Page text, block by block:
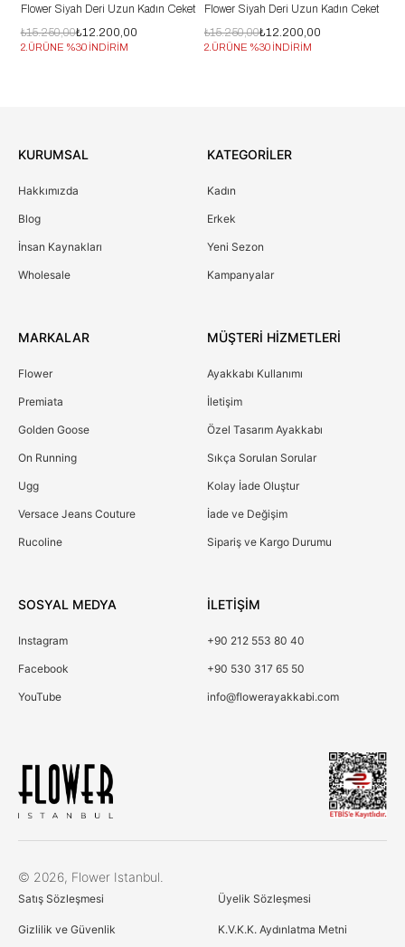
Flower Siyah Deri Uzun Kadın Ceket
₺12.200,00
₺15.250,00
2.ÜRÜNE %30 İNDİRİM
Flower Siyah Deri Uzun Kadın Ceket
₺12.200,00
₺15.250,00
2.ÜRÜNE %30 İNDİRİM
KURUMSAL
Hakkımızda
Blog
İnsan Kaynakları
Wholesale
KATEGORİLER
Kadın
Erkek
Yeni Sezon
Kampanyalar
MARKALAR
Flower
Premiata
Golden Goose
On Running
Ugg
Versace Jeans Couture
Rucoline
MÜŞTERİ HİZMETLERİ
Ayakkabı Kullanımı
İletişim
Özel Tasarım Ayakkabı
Sıkça Sorulan Sorular
Kolay İade Oluştur
İade ve Değişim
Sipariş ve Kargo Durumu
SOSYAL MEDYA
Instagram
Facebook
YouTube
İLETİŞİM
+90 212 553 80 40
+90 530 317 65 50
info@flowerayakkabi.com
© 2026, Flower Istanbul.
Satış Sözleşmesi Üyelik Sözleşmesi
Gizlilik ve Güvenlik K.V.K.K. Aydınlatma Metni
Çerez Kullanımı
Birinci ve üçüncü kişi çerezlerini analiz amacıyla,
alışkanlarınıza ve profilinize bağlı olarak tercihlerinizle
bağlantılı reklamlar göstermek için kullanıyoruz. Daha fazla